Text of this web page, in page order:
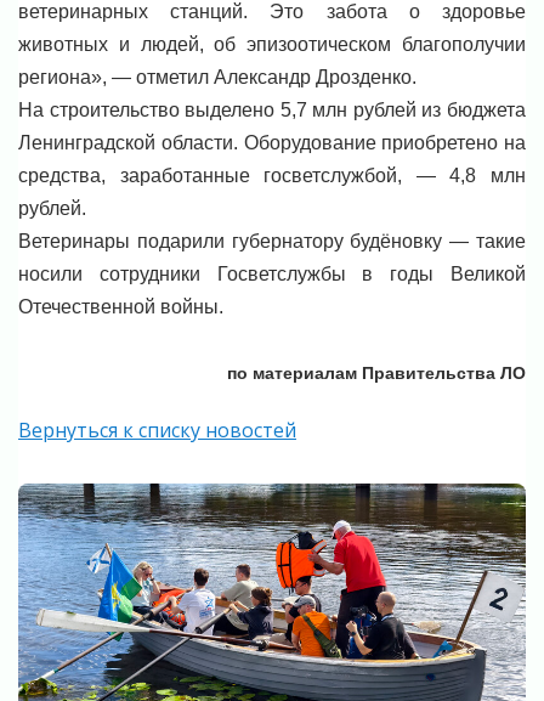
ветеринарных станций. Это забота о здоровье
животных и людей, об эпизоотическом благополучии
региона», — отметил Александр Дрозденко.
На строительство выделено 5,7 млн рублей из бюджета
Ленинградской области. Оборудование приобретено на
средства, заработанные госветслужбой, — 4,8 млн
рублей.
Ветеринары подарили губернатору будёновку — такие
носили сотрудники Госветслужбы в годы Великой
Отечественной войны.
по материалам Правительства ЛО
Вернуться к списку новостей